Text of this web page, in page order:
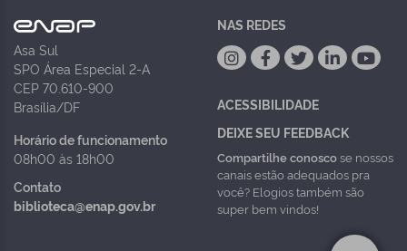
Asa Sul
SPO Área Especial 2-A
CEP 70.610-900
Brasília/DF
Horário de funcionamento
08h00 às 18h00
Contato
biblioteca@enap.gov.br
NAS REDES
ACESSIBILIDADE
DEIXE SEU FEEDBACK
Compartilhe conoscose nossos
canais estão adequados pra
você? Elogios também são
super bem vindos!